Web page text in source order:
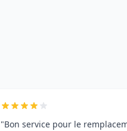
"Bon service pour le